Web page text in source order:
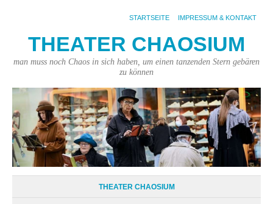
STARTSEITE IMPRESSUM & KONTAKT
THEATER CHAOSIUM
man muss noch Chaos in sich haben, um einen tanzenden Stern gebären
zu können
THEATER CHAOSIUM